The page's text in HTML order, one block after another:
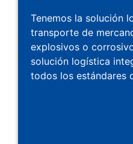
Tenemos la solución
transporte de
explosivos o
solución logística
todos los estándares